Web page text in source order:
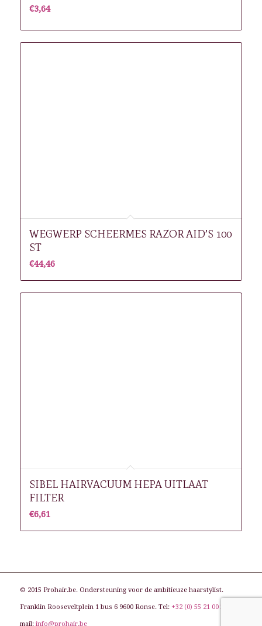
€3,64
WEGWERP SCHEERMES RAZOR AID’S 100
ST
€44,46
SIBEL HAIRVACUUM HEPA UITLAAT
FILTER
€6,61
© 2015 Prohair.be. Ondersteuning voor de ambitieuze haarstylist.
Franklin Rooseveltplein 1 bus 6 9600 Ronse. Tel: +32 (0) 55 21 00 31
mail: info@prohair.be